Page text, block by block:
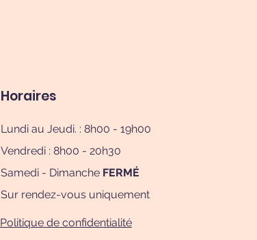
Horaires
Lundi au Jeudi. : 8h00 - 19h00
Vendredi : 8h00 - 20h30
Samedi - Dimanche FERMÉ
Sur rendez-vous uniquement
Politique de confidentialité